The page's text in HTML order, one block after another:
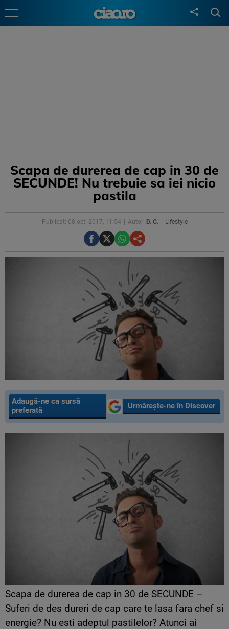
Scapa de durerea de cap in 30 de
SECUNDE! Nu trebuie sa iei nicio
pastila
Publicat: 08 oct. 2017, 11:54 Autor: D. C. Lifestyle
Adaugă-ne ca sursă
preferată
Urmărește-ne în Discover
Scapa de durerea de cap in 30 de SECUNDE –
Suferi de des dureri de cap care te lasa fara chef si
energie? Nu esti adeptul pastilelor? Atunci ai